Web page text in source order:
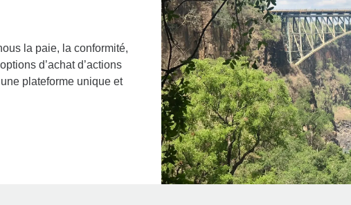
la paie, la conformité,
d’achat d’actions
plateforme unique et